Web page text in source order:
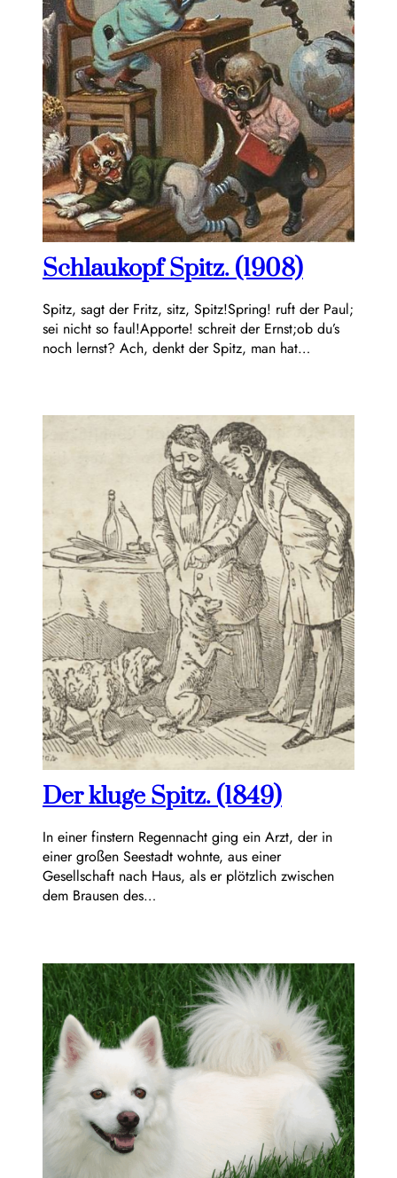
Schlaukopf Spitz. (1908)
Spitz, sagt der Fritz, sitz, Spitz!Spring! ruft der Paul;
sei nicht so faul!Apporte! schreit der Ernst;ob du’s
noch lernst? Ach, denkt der Spitz, man hat…
Der kluge Spitz. (1849)
In einer finstern Regennacht ging ein Arzt, der in
einer großen Seestadt wohnte, aus einer
Gesellschaft nach Haus, als er plötzlich zwischen
dem Brausen des…